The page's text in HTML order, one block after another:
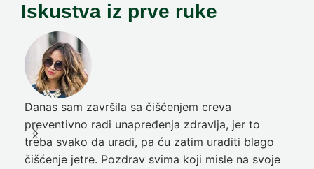
Iskustva iz prve ruke
Danas sam završila sa čišćenjem creva
preventivno radi unapređenja zdravlja, jer to
treba svako da uradi, pa ću zatim uraditi blago
čišćenje jetre. Pozdrav svima koji misle na svoje